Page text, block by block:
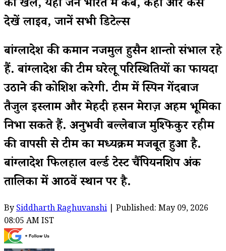
का खेल, यहां जेन भारत में कब, कहां और कैसे
देखें लाइव, जानें सभी डिटेल्स
बांग्लादेश की कमान नजमुल हुसैन शान्तो संभाल रहे
हैं. बांग्लादेश की टीम घरेलू परिस्थितियों का फायदा
उठाने की कोशिश करेगी. टीम में स्पिन गेंदबाज
तैजुल इस्लाम और मेहदी हसन मेराज़ अहम भूमिका
निभा सकते हैं. अनुभवी बल्लेबाज मुश्फिकुर रहीम
की वापसी से टीम का मध्यक्रम मजबूत हुआ है.
बांग्लादेश फिलहाल वर्ल्ड टेस्ट चैंपियनशिप अंक
तालिका में आठवें स्थान पर है.
BySiddharth Raghuvanshi | Published: May 09, 2026
08:05 AM IST